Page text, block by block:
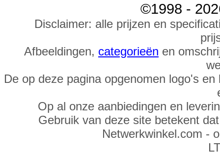
©1998 -
Disclaimer: alle prijzen en
Afbeeldingen, categorieën en
De op deze pagina opgenomen logo's
Op al onze aanbiedingen en
Gebruik van deze site betekent
Netwerkwinkel.com -